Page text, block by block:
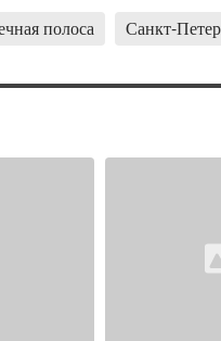
полоса Санкт-